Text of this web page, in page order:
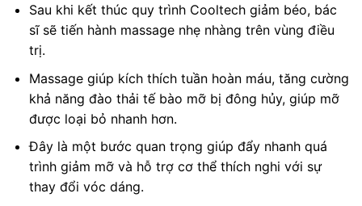
Sau khi kết thúc quy trình Cooltech giảm béo, bác
sĩ sẽ tiến hành massage nhẹ nhàng trên vùng điều
trị.
Massage giúp kích thích tuần hoàn máu, tăng cường
khả năng đào thải tế bào mỡ bị đông hủy, giúp mỡ
được loại bỏ nhanh hơn.
Đây là một bước quan trọng giúp đẩy nhanh quá
trình giảm mỡ và hỗ trợ cơ thể thích nghi với sự
thay đổi vóc dáng.